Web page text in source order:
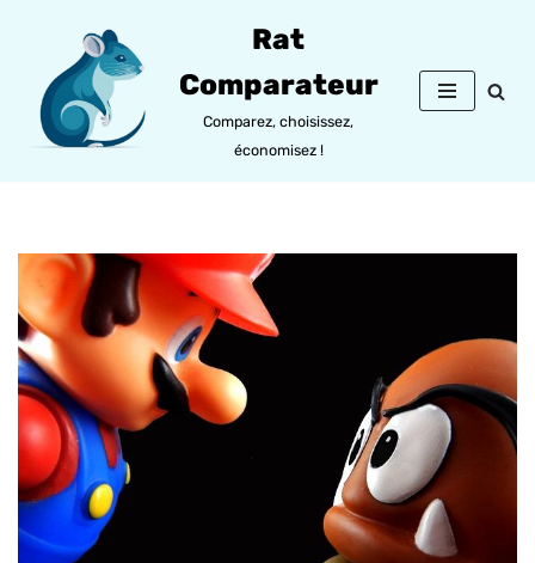
contenu
Rat
Comparateur
Comparez, choisissez,
économisez !